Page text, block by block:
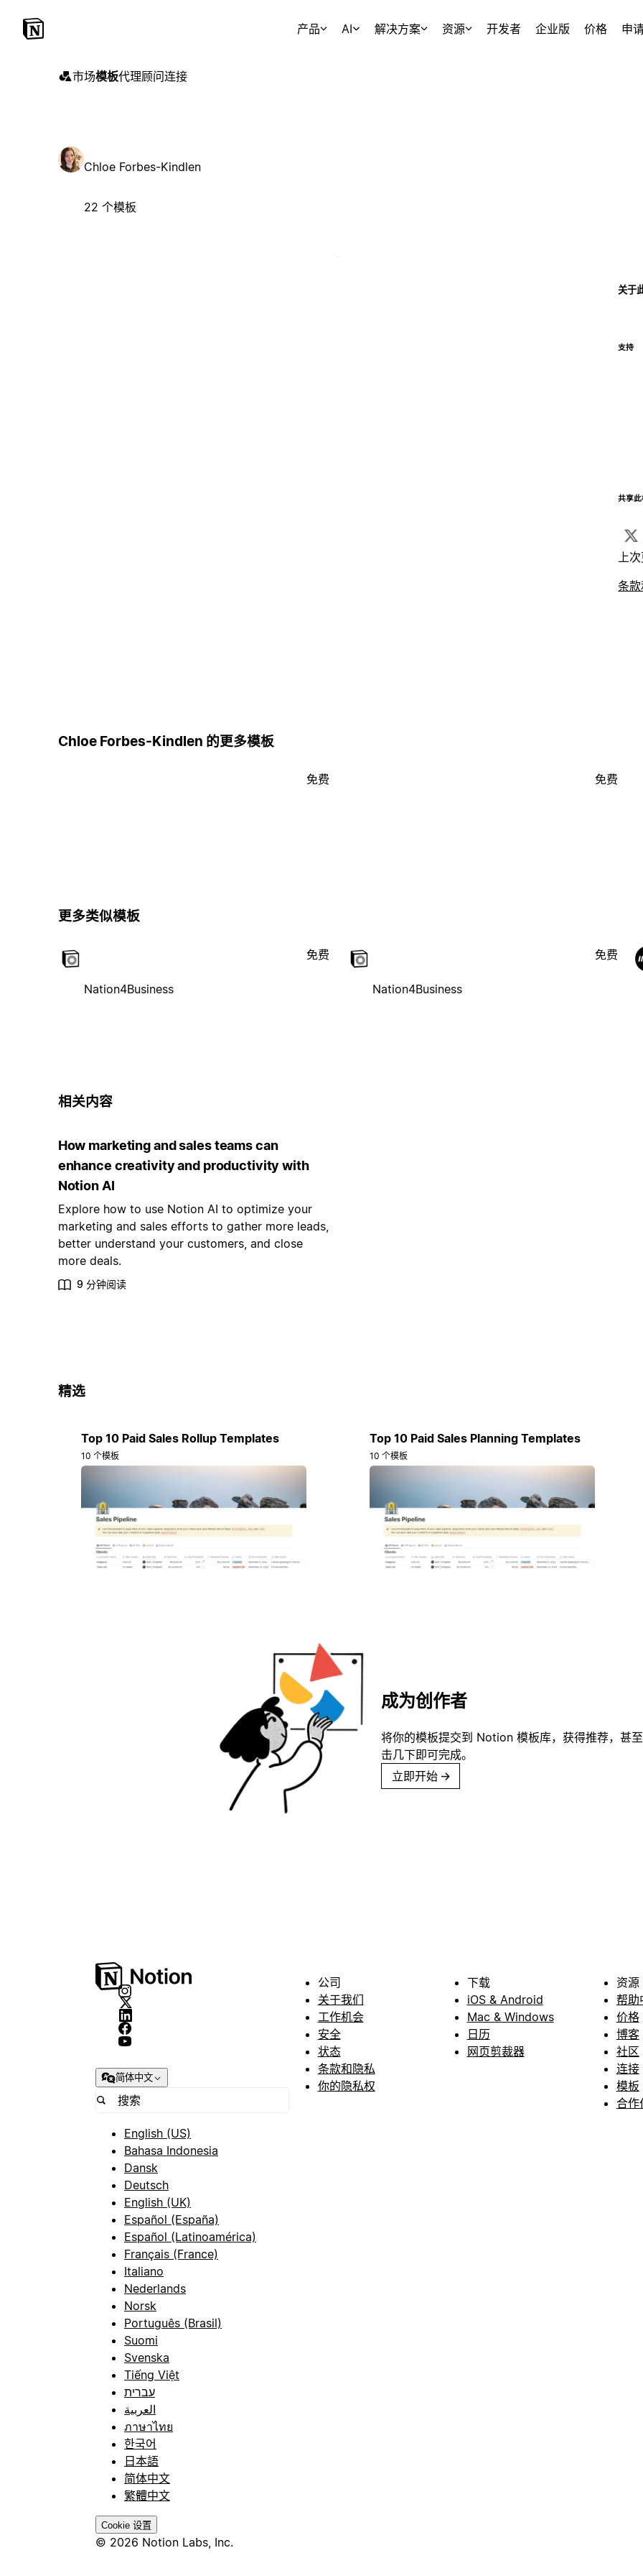
产品 AI 解决方案 资源 开发者 企业版 价格 申
市场模板代理顾问连接
Chloe Forbes-Kindlen
22 个模板
关于
支持
共享
上
条
Chloe Forbes-Kindlen 的更多模板
免费 免费
更多类似模板
Nation4Business
免费
Nation4Business
免费
相关内容
How marketing and sales teams can
enhance creativity and productivity with
Notion AI
Explore how to use Notion AI to optimize your
marketing and sales efforts to gather more leads,
better understand your customers, and close
more deals.
9 分钟阅读
精选
Top 10 Paid Sales Rollup Templates
10 个模板
Top 10 Paid Sales Planning Templates
10 个模板
成为创作者
将你的模板提交到 Notion 模板库，获得推荐，甚
击几下即可完成。
立即开始 →
简体中文
English (US)
Bahasa Indonesia
Dansk
Deutsch
English (UK)
Español (España)
Español (Latinoamérica)
Français (France)
Italiano
Nederlands
Norsk
Português (Brasil)
Suomi
Svenska
Tiếng Việt
עברית
العربية
ภาษาไทย
한국어
日本語
简体中文
繁體中文
Cookie 设置
© 2026 Notion Labs, Inc.
公司
关于我们
工作机会
安全
状态
条款和隐私
你的隐私权
下载
iOS & Android
Mac & Windows
日历
网页剪裁器
资源
帮助
价格
博客
社区
连接
模板
合作